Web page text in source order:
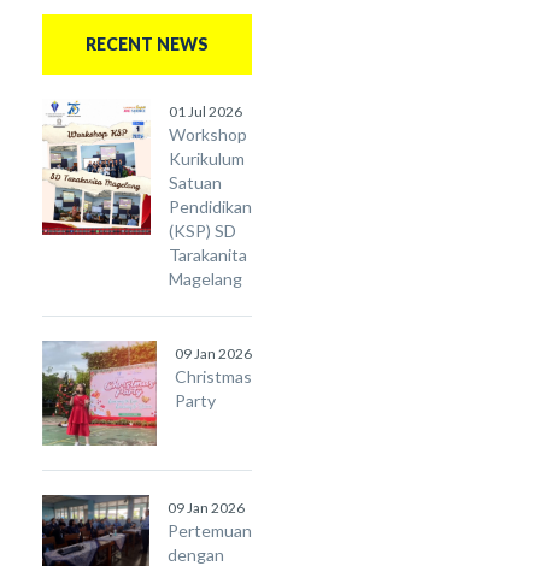
RECENT NEWS
01 Jul 2026
Workshop
Kurikulum
Satuan
Pendidikan
(KSP) SD
Tarakanita
Magelang
09 Jan 2026
Christmas
Party
09 Jan 2026
Pertemuan
dengan